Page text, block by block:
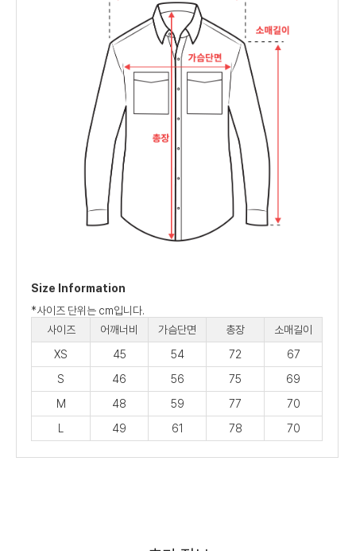
Size Information
*사이즈 단위는 cm입니다.
사이즈
어깨너비 가슴단면 총장
소매길이
XS
45 54 72
67
S
46 56 75
69
M
48 59 77
70
49 61 78 70